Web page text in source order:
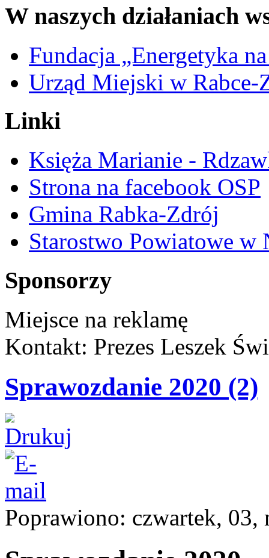
W naszych działaniach
Fundacja „Energetyka
Urząd Miejski w Rabce-
Linki
Księża Marianie -
Strona na facebook OSP
Gmina Rabka-Zdrój
Starostwo Powiatowe w
Sponsorzy
Miejsce na reklamę
Kontakt: Prezes Leszek
Sprawozdanie 2020 (2)
Poprawiono: czwartek, 03,